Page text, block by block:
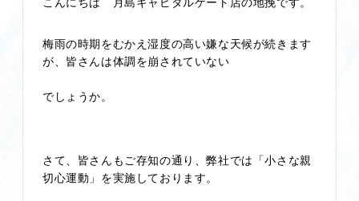
こんにちは 月島キャピタルゲート店の地挽です。
梅雨の時期をむかえ湿度の高い嫌な天候が続きます
が、皆さんは体調を崩されていない
でしょうか。
さて、皆さんもご存知の通り、弊社では「小さな親
切心運動」を実施しております。